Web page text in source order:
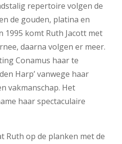
repertoire volgen de
de gouden, platina en
1995 komt Ruth Jacott met
daarna volgen er meer.
Conamus haar te
Harp’ vanwege haar
vakmanschap. Het
haar spectaculaire
Ruth op de planken met de